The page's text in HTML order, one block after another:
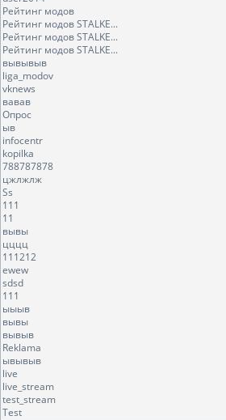
Рейтинг модов
Рейтинг модов STALKE...
Рейтинг модов STALKE...
Рейтинг модов STALKE...
вывывыв
liga_modov
vknews
вавав
Опрос
ыв
infocentr
kopilka
788787878
цжлжлж
Ss
111
11
вывы
цццц
111212
ewew
sdsd
111
ыыыв
вывы
вывыв
Reklama
ывывыв
live
live_stream
test_stream
Test